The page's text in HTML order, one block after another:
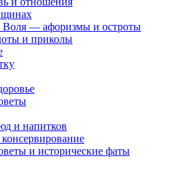
Воля — афоризмы и остроты
и приколы
и напитков
и исторические фаты